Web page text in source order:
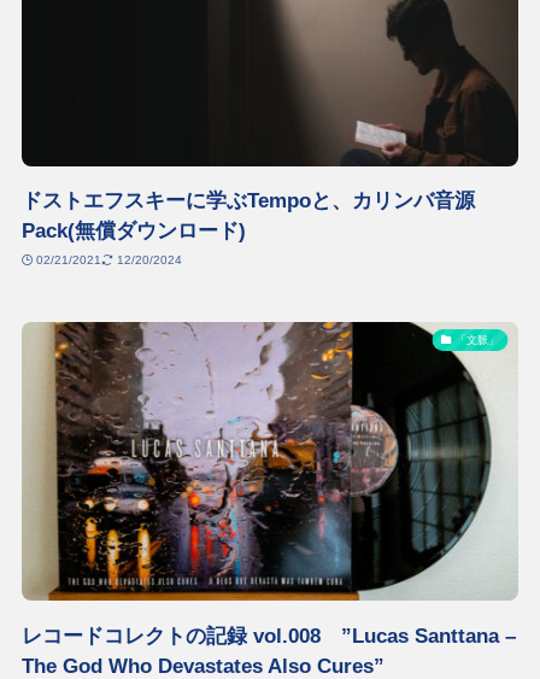
ドストエフスキーに学ぶTempoと、カリンバ音源
Pack(無償ダウンロード)
02/21/2021 12/20/2024
「文脈」
レコードコレクトの記録 vol.008 ”Lucas Santtana –
The God Who Devastates Also Cures”